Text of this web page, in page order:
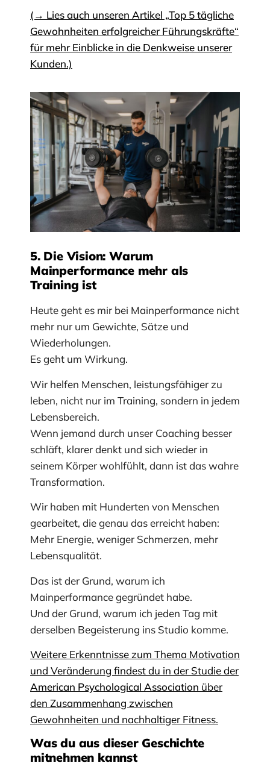
(→ Lies auch unseren Artikel „Top 5 tägliche
Gewohnheiten erfolgreicher Führungskräfte“
für mehr Einblicke in die Denkweise unserer
Kunden.)
5. Die Vision: Warum
Mainperformance mehr als
Training ist
Heute geht es mir bei Mainperformance nicht
mehr nur um Gewichte, Sätze und
Wiederholungen.
Es geht um Wirkung.
Wir helfen Menschen, leistungsfähiger zu
leben, nicht nur im Training, sondern in jedem
Lebensbereich.
Wenn jemand durch unser Coaching besser
schläft, klarer denkt und sich wieder in
seinem Körper wohlfühlt, dann ist das wahre
Transformation.
Wir haben mit Hunderten von Menschen
gearbeitet, die genau das erreicht haben:
Mehr Energie, weniger Schmerzen, mehr
Lebensqualität.
Das ist der Grund, warum ich
Mainperformance gegründet habe.
Und der Grund, warum ich jeden Tag mit
derselben Begeisterung ins Studio komme.
Weitere Erkenntnisse zum Thema Motivation
und Veränderung findest du in der Studie der
American Psychological Association über
den Zusammenhang zwischen
Gewohnheiten und nachhaltiger Fitness.
Was du aus dieser Geschichte
mitnehmen kannst